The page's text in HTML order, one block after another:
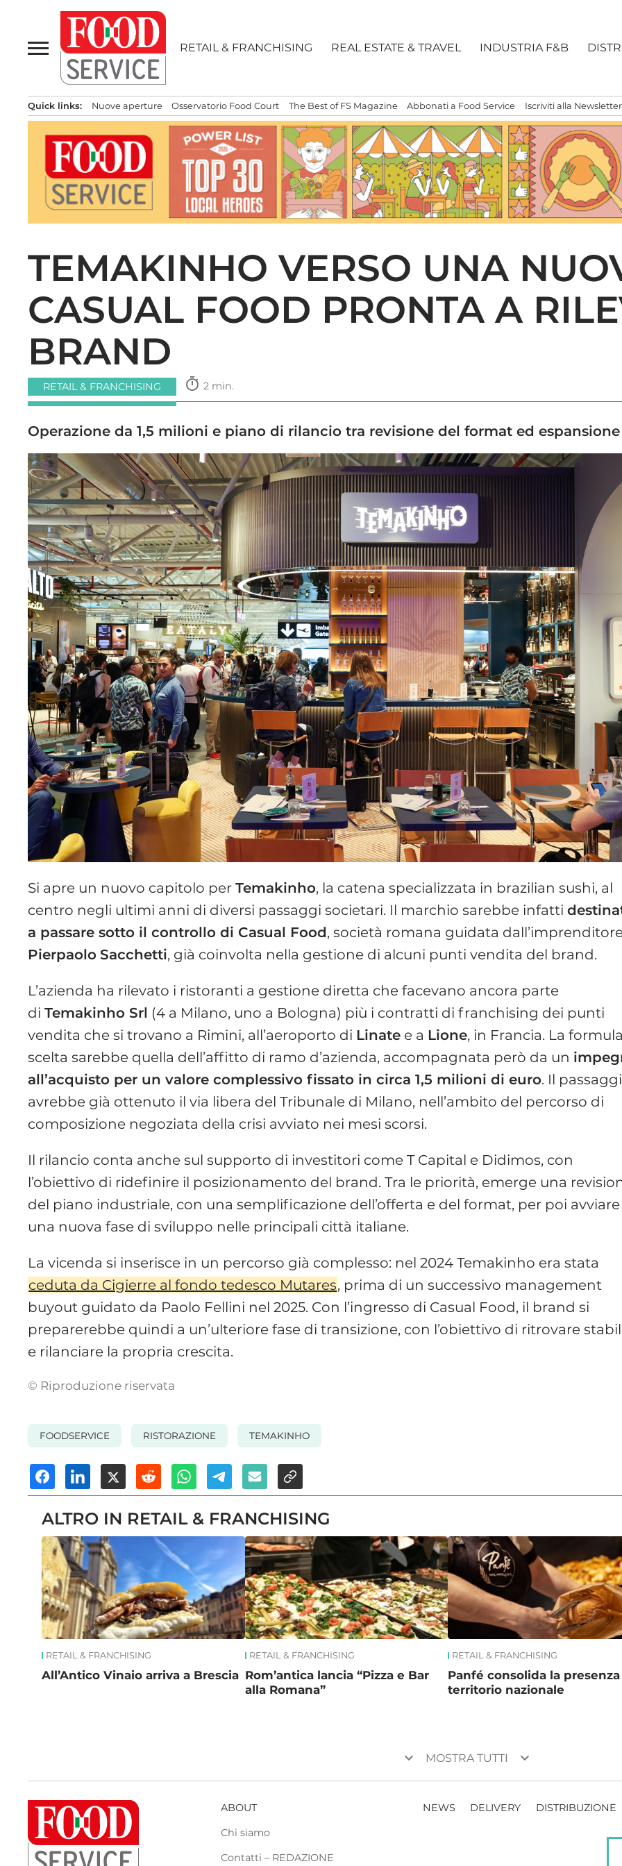
contenuto
RETAIL & FRANCHISING REAL ESTATE & TRAVEL INDUSTRIA F&B
Quick links: Nuove aperture Osservatorio Food Court The Best of FS Magazine Abbonati a Food Service Iscriviti alla Newsletter
TEMAKINHO VERSO UNA
CASUAL FOOD PRONTA A
BRAND
RETAIL & FRANCHISING timer 2 min.
Operazione da 1,5 milioni e piano di rilancio tra revisione del format ed espansione
Si apre un nuovo capitolo perTemakinho, la catena specializzata in brazilian sushi, al
centro negli ultimi anni di diversi passaggi societari. Il marchio sarebbe infatti
a passare sotto il controllo di Casual Food, società romana guidata
Pierpaolo Sacchetti, già coinvolta nella gestione di alcuni punti vendita del brand.
L’azienda ha rilevato i ristoranti a gestione diretta che facevano ancora parte
diTemakinho Srl (4 a Milano, uno a Bologna) più i contratti di franchising dei punti
vendita che si trovano a Rimini, all’aeroporto di Linate e a Lione, in Francia. La
scelta sarebbe quella dell’affitto di ramo d’azienda, accompagnata però da un
all’acquisto per un valore complessivo fissato in circa 1,5 milioni di euro. Il
avrebbe già ottenuto il via libera del Tribunale di Milano, nell’ambito del percorso di
composizione negoziata della crisi avviato nei mesi scorsi.
Il rilancio conta anche sul supporto di investitori come T Capital e Didimos, con
l’obiettivo di ridefinire il posizionamento del brand. Tra le priorità, emerge una
del piano industriale, con una semplificazione dell’offerta e del format, per poi avviare
una nuova fase di sviluppo nelle principali città italiane.
La vicenda si inserisce in un percorso già complesso: nel 2024 Temakinho era stata
ceduta da Cigierre al fondo tedesco Mutares, prima di un successivo management
buyout guidato da Paolo Fellini nel 2025. Con l’ingresso di Casual Food, il brand si
preparerebbe quindi a un’ulteriore fase di transizione, con l’obiettivo di ritrovare
e rilanciare la propria crescita.
© Riproduzione riservata
FOODSERVICE RISTORAZIONE TEMAKINHO
ALTRO IN RETAIL & FRANCHISING
RETAIL & FRANCHISING
All’Antico Vinaio arriva a Brescia
RETAIL & FRANCHISING
Rom’antica lancia “Pizza e Bar
alla Romana”
RETAIL & FRANCHISING
Panfé consolida la
territorio nazionale
keyboard_arrow_down MOSTRA TUTTI keyboard_arrow_down
ABOUT
Chi siamo
Contatti – REDAZIONE
NEWS DELIVERY DISTRIBUZIONE